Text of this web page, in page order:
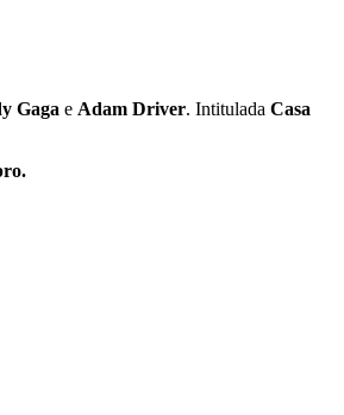
Gaga e Adam Driver. Intitulada Casa